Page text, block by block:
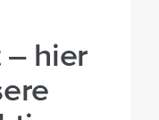
hier